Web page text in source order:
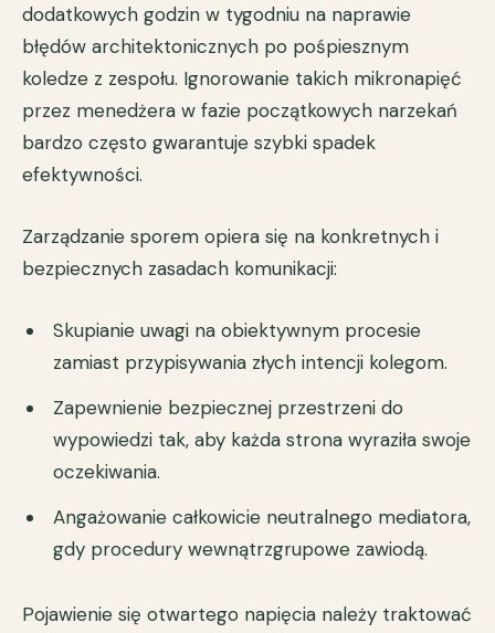
dodatkowych godzin w tygodniu na naprawie
błędów architektonicznych po pośpiesznym
koledze z zespołu. Ignorowanie takich mikronapięć
przez menedżera w fazie początkowych narzekań
bardzo często gwarantuje szybki spadek
efektywności.
Zarządzanie sporem opiera się na konkretnych i
bezpiecznych zasadach komunikacji:
Skupianie uwagi na obiektywnym procesie
zamiast przypisywania złych intencji kolegom.
Zapewnienie bezpiecznej przestrzeni do
wypowiedzi tak, aby każda strona wyraziła swoje
oczekiwania.
Angażowanie całkowicie neutralnego mediatora,
gdy procedury wewnątrzgrupowe zawiodą.
Pojawienie się otwartego napięcia należy traktować